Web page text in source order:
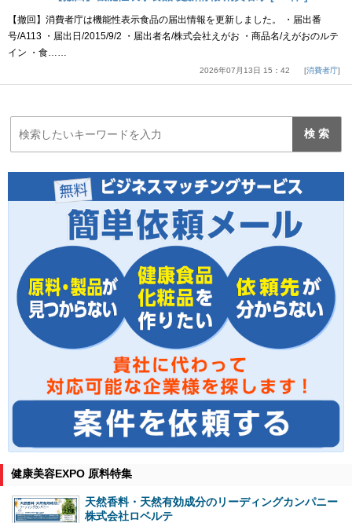
【撤回】消費者庁は機能性表示食品の届出情報を更新しました。 ・届出番
号/A113 ・届出日/2015/9/2 ・届出者名/株式会社えがお ・商品名/えがおのルテ
イン ・食……
2026年07月13日 15：42 消費者庁
健康美容EXPO 原料特集
天然香料・天然有効成分のリーディングカンパニー
株式会社ロベルテ